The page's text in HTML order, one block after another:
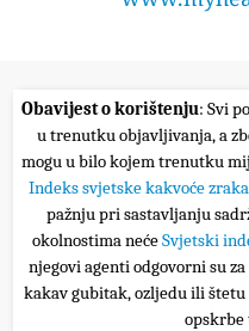
Obavijest o korištenju: Svi
u trenutku objavljivanja, a
mogu u bilo kojem trenutku
Indeks svjetske kakvoće zraka
pažnju pri sastavljanju
okolnostima nećeSvjetski
njegovi agenti odgovorni su
kakav gubitak, ozljedu ili
opskrbe